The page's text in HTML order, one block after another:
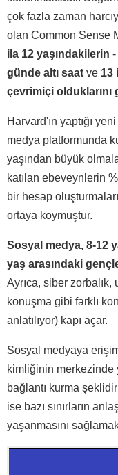
çok fazla zaman
olan Common Sense
ila 12 yaşındakilerin -
günde altı saat ve 13
çevrimiçi olduklarını
Harvard'ın yaptığı
medya platformunda
yaşından büyük
katılan ebeveynlerin
bir hesap
ortaya koymuştur.
Sosyal medya, 8-12
yaş arasındaki
Ayrıca, siber zorbalık,
konuşma gibi farklı
anlatılıyor) kapı açar.
Sosyal medyaya
kimliğinin merkezinde
bağlantı kurma
ise bazı sınırların
yaşanmasını